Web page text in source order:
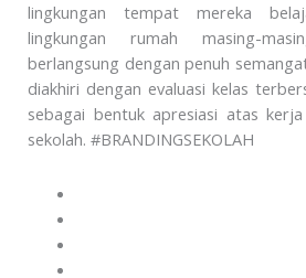
lingkungan tempat mereka
lingkungan rumah masing-
berlangsung dengan penuh
diakhiri dengan evaluasi kelas
sebagai bentuk apresiasi atas
sekolah. #BRANDINGSEKOLAH